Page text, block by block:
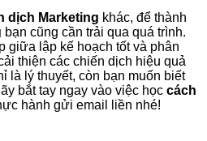
dịch Marketing khác, để thành
bạn cũng cần trải qua quá trình.
giữa lập kế hoạch tốt và phân
thiện các chiến dịch hiệu quả
là lý thuyết, còn bạn muốn biết
bắt tay ngay vào việc học cách
hành gửi email liền nhé!